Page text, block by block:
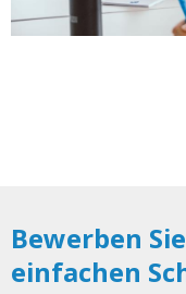
Bewerben
einfachen